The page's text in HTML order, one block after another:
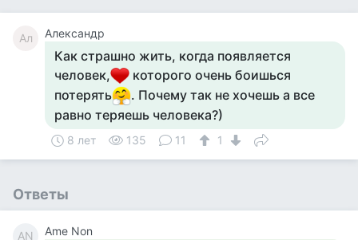
Ал Александр
Как страшно жить, когда появляется
человек,
которого очень боишься
потерять
. Почему так не хочешь а все
равно теряешь человека?)
8 лет 135 11 1
Ответы
AN Ame Non